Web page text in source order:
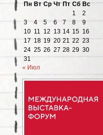
Пн Вт Ср Чт Пт Сб Вс
1
2
3
4 5 6 7 8
9
10 11 12 13 14 15 16
17 18 19 20 21 22 23
24 25 26 27 28 29 30
31
« Июл